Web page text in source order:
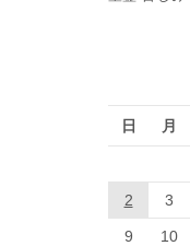
日 月
2 3
9 10